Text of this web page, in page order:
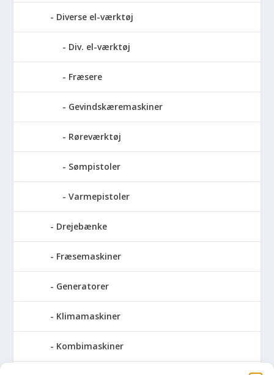
Diverse el-værktøj
Div. el-værktøj
Fræsere
Gevindskæremaskiner
Røreværktøj
Sømpistoler
Varmepistoler
Drejebænke
Fræsemaskiner
Generatorer
Klimamaskiner
Kombimaskiner